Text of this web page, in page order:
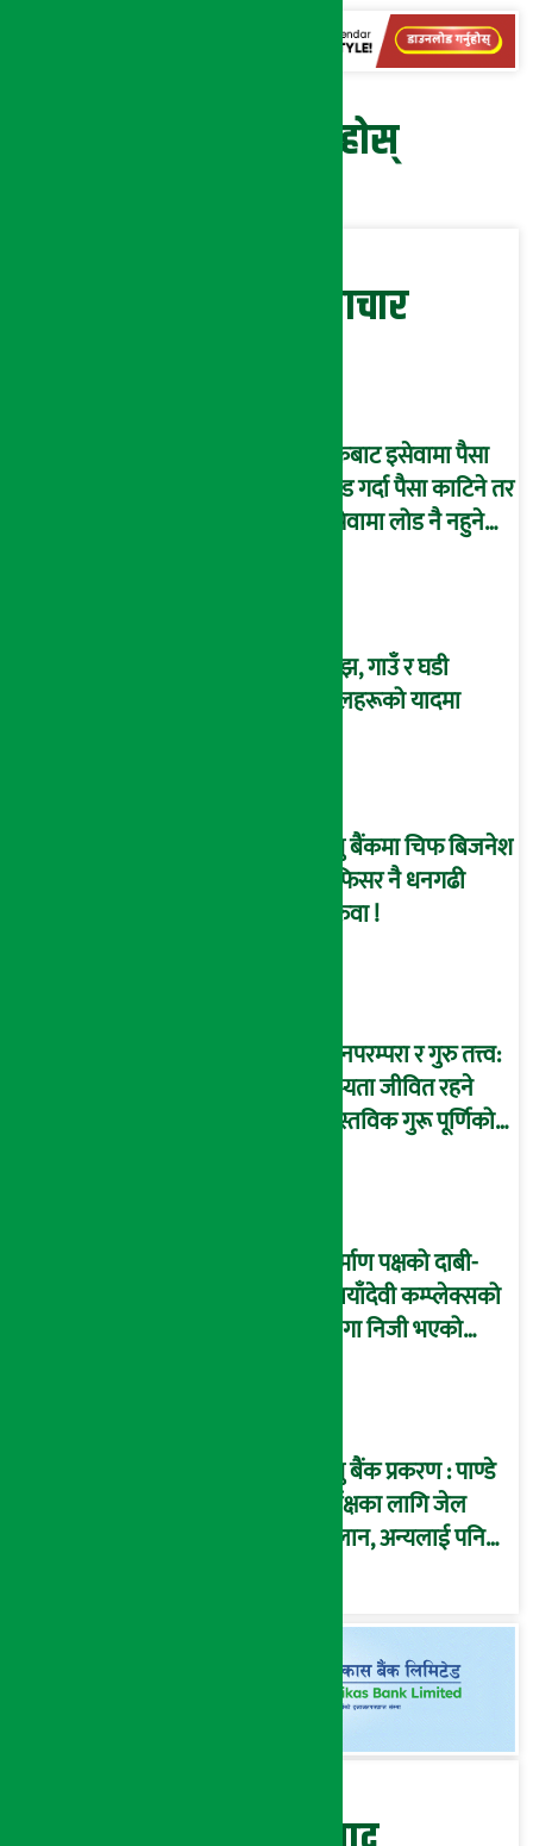
प्रतिक्रिया दिनुहोस्
सम्बन्धित समाचार
बैंकबाट इसेवामा पैसा
लोड गर्दा पैसा काटिने तर
इसेवामा लोड नै नहुने
साँझ, गाउँ र घडी
फूलहरूको यादमा
प्रभु बैंकमा चिफ बिजनेश
अफिसर नै धनगढी
सरुवा !
ज्ञानपरम्परा र गुरु तत्त्व:
सभ्यता जीवित रहने
वास्तविक गुरू पूर्णिको
निर्माण पक्षको दाबी-
‘छायाँदेवी कम्प्लेक्सको
जग्गा निजी भएको
प्रभु बैंक प्रकरण : पाण्डे
पूर्पक्षका लागि जेल
चलान, अन्यलाई पनि